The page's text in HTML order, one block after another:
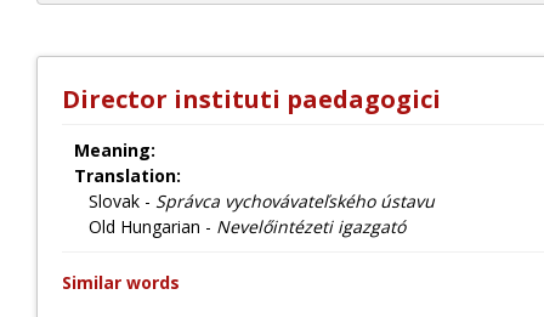
Director instituti paedagogici
Meaning:
Translation:
Slovak - Správca vychovávateľského ústavu
Old Hungarian - Nevelőintézeti igazgató
Similar words